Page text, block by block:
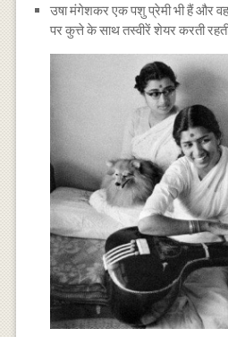
उषा मंगेशकर एक पशु प्रेमी भी हैं और
पर कुत्ते के साथ तस्वीरें शेयर करती